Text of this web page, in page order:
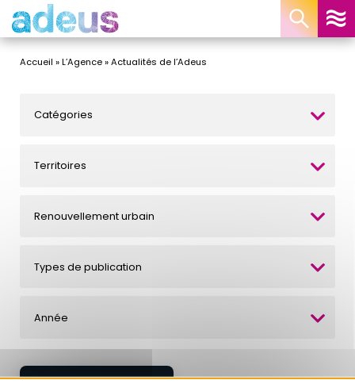
Accueil »L’Agence»Actualités de l’Adeus
Catégories
Territoires
Renouvellement urbain
Types de publication
Année
Panneau de gestion des cookies